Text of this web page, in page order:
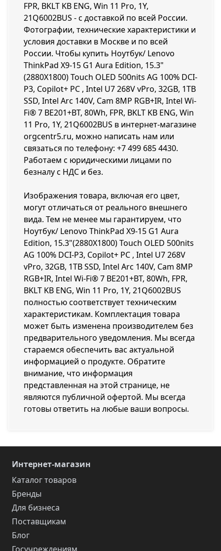
FPR, BKLT KB ENG, Win 11 Pro, 1Y,
21Q6002BUS - с доставкой по всей России.
Фотографии, технические характеристики и
условия доставки в Москве и по всей
России. Чтобы купить Ноутбук/ Lenovo
ThinkPad X9-15 G1 Aura Edition, 15.3"
(2880X1800) Touch OLED 500nits AG 100% DCI-
P3, Copilot+ PC , Intel U7 268V vPro, 32GB, 1TB
SSD, Intel Arc 140V, Cam 8MP RGB+IR, Intel Wi-
Fi® 7 BE201+BT, 80Wh, FPR, BKLT KB ENG, Win
11 Pro, 1Y, 21Q6002BUS в интернет-магазине
orgcentr5.ru, можно написать нам или
связаться по телефону: +7 499 685 4430.
Работаем с юридическими лицами по
безналу с НДС и без.
Изображения товара, включая его цвет,
могут отличаться от реального внешнего
вида. Тем не менее мы гарантируем, что
Ноутбук/ Lenovo ThinkPad X9-15 G1 Aura
Edition, 15.3"(2880X1800) Touch OLED 500nits
AG 100% DCI-P3, Copilot+ PC , Intel U7 268V
vPro, 32GB, 1TB SSD, Intel Arc 140V, Cam 8MP
RGB+IR, Intel Wi-Fi® 7 BE201+BT, 80Wh, FPR,
BKLT KB ENG, Win 11 Pro, 1Y, 21Q6002BUS
полностью соответствует техническим
характеристикам. Комплектация товара
может быть изменена производителем без
предварительного уведомления. Мы всегда
стараемся обеспечить вас актуальной
информацией о продукте. Обратите
внимание, что информация
представленная на этой странице, не
являются публичной офертой. Мы всегда
готовы ответить на любые ваши вопросы.
Интернет-магазин
Каталог товаров
Бренды
Для бизнеса
Поставщикам
Блог